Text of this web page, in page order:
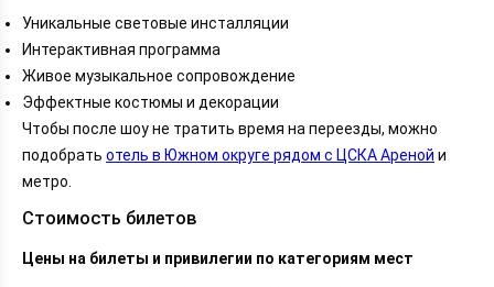
Уникальные световые инсталляции
Интерактивная программа
Живое музыкальное сопровождение
Эффектные костюмы и декорации
Чтобы после шоу не тратить время на переезды, можно
подобрать отель в Южном округе рядом с ЦСКА Ареной и
метро.
Стоимость билетов
Цены на билеты и привилегии по категориям мест